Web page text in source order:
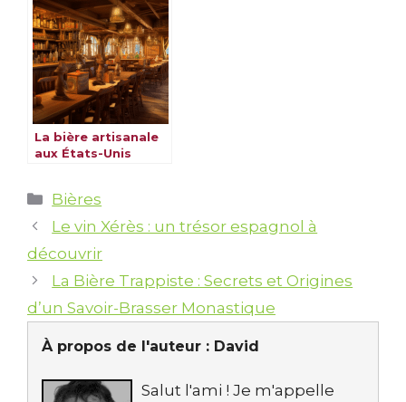
La bière artisanale
aux États-Unis
Catégories
Bières
Le vin Xérès : un trésor espagnol à
découvrir
La Bière Trappiste : Secrets et Origines
d’un Savoir-Brasser Monastique
À propos de l'auteur : David
Salut l'ami ! Je m'appelle